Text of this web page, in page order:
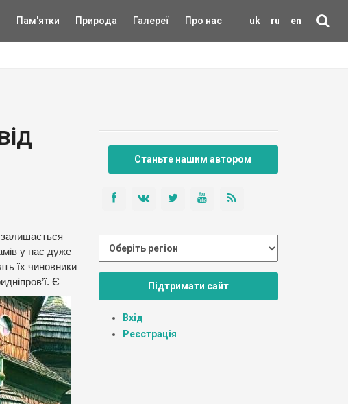
uk ru en
Пам'ятки Природа Галереї Про нас
залишається
у нас дуже
їх чиновники
Є
Станьте нашим автором
Підтримати сайт
Вхід
Реєстрація